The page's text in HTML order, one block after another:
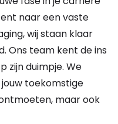
naar een vaste
wij staan klaar
Ons team kent de ins
zijn duimpje. We
toekomstige
maar ook